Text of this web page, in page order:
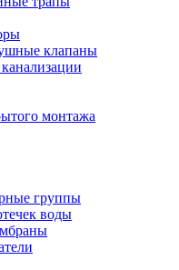
клапаны
монтажа
группы
воды